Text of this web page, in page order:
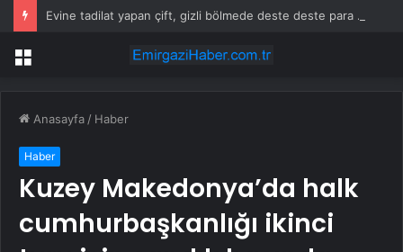
Evine tadilat yapan çift, gizli bölmede deste deste para buldu
Menü
Anasayfa / Haber
Haber
Kuzey Makedonya’da halk
cumhurbaşkanlığı ikinci